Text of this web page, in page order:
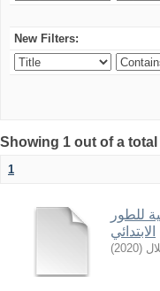
New Filters:
Showing 1 out of a
1
للطور
الابتدائي
(
2020
)